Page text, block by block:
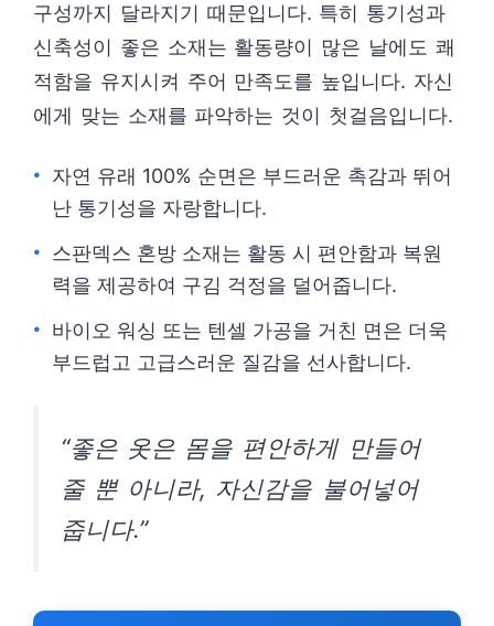
구성까지 달라지기 때문입니다. 특히 통기성과
신축성이 좋은 소재는 활동량이 많은 날에도 쾌
적함을 유지시켜 주어 만족도를 높입니다. 자신
에게 맞는 소재를 파악하는 것이 첫걸음입니다.
자연 유래 100% 순면은 부드러운 촉감과 뛰어
난 통기성을 자랑합니다.
스판덱스 혼방 소재는 활동 시 편안함과 복원
력을 제공하여 구김 걱정을 덜어줍니다.
바이오 워싱 또는 텐셀 가공을 거친 면은 더욱
부드럽고 고급스러운 질감을 선사합니다.
“좋은 옷은 몸을 편안하게 만들어
줄 뿐 아니라, 자신감을 불어넣어
줍니다.”